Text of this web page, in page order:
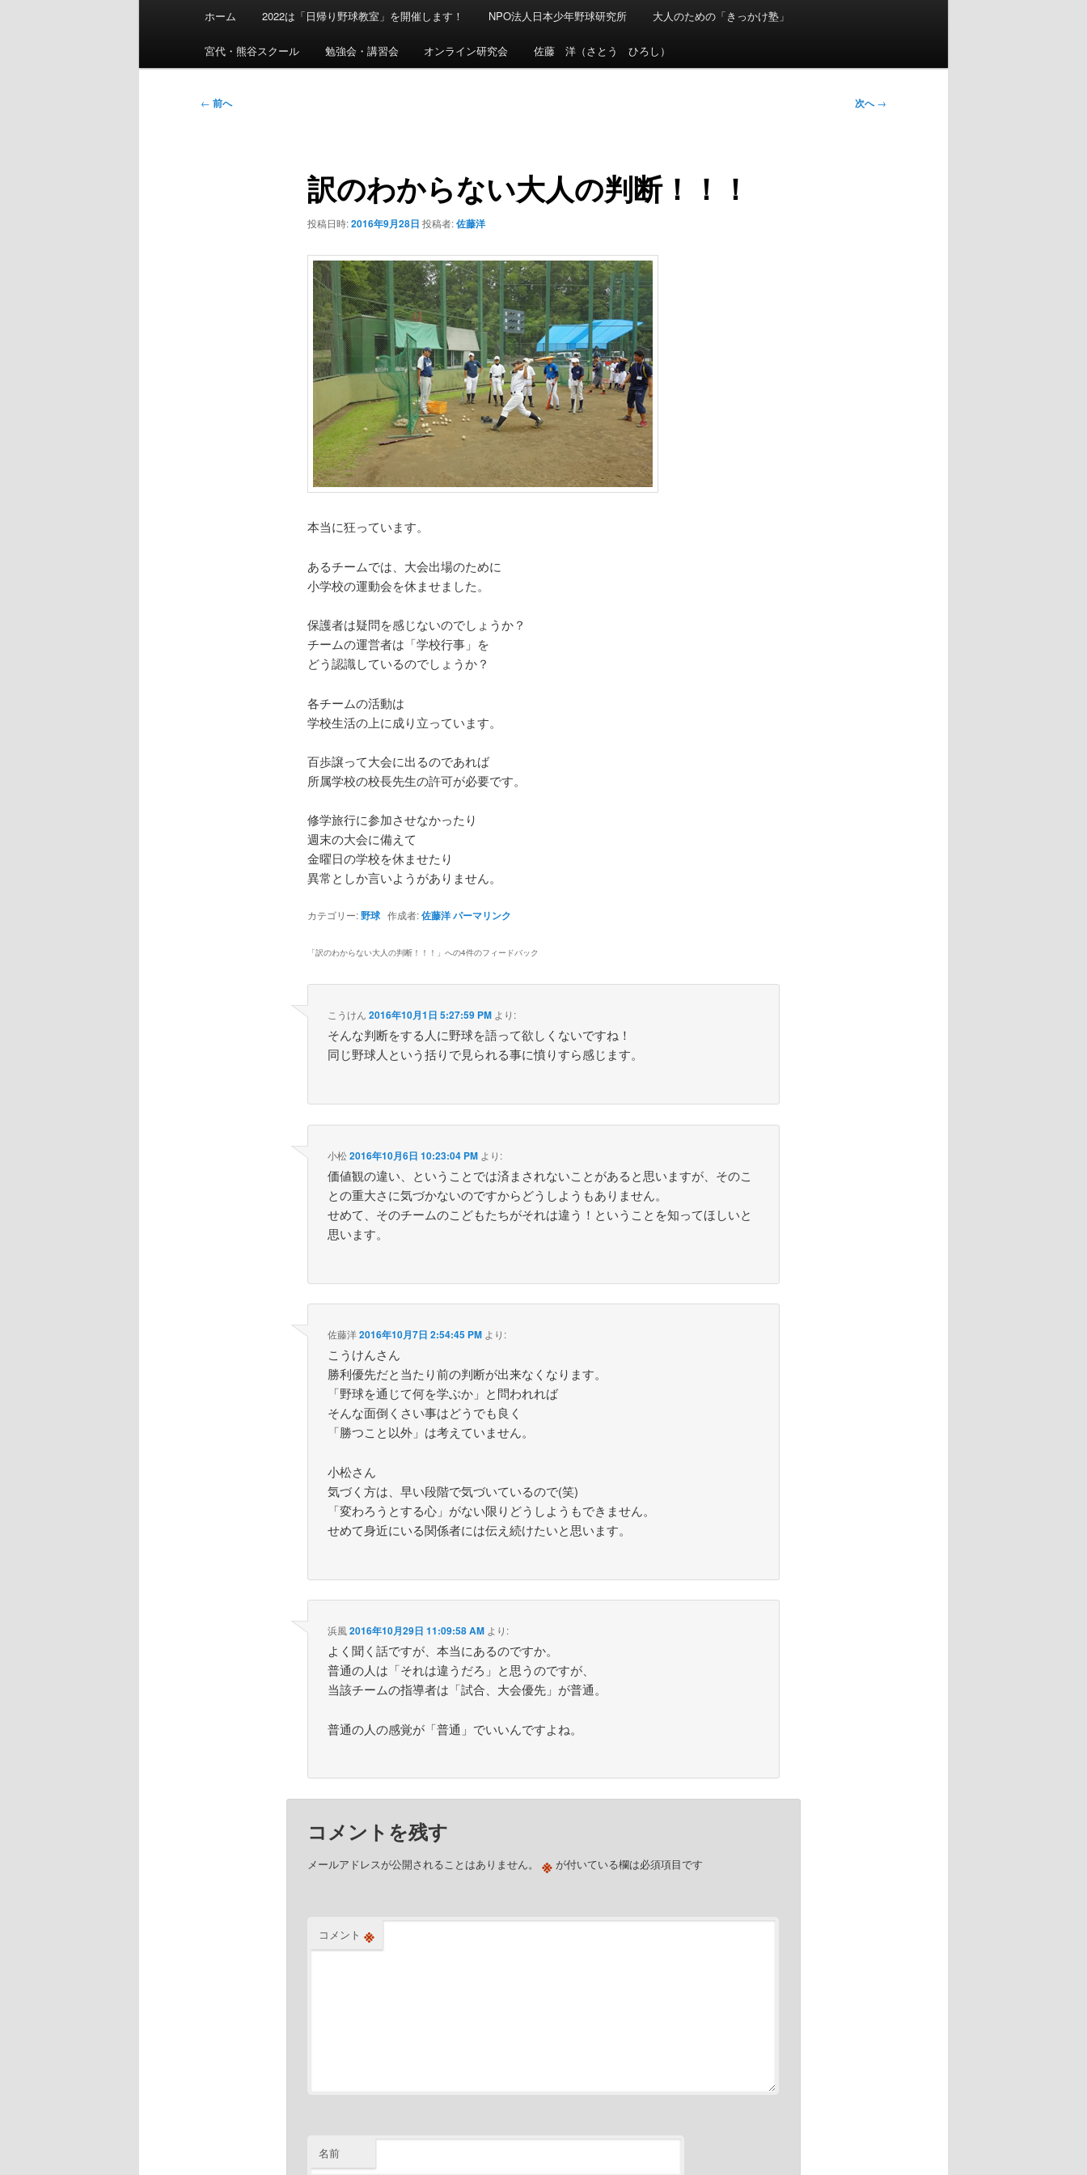
メ
ホーム 2022は「日帰り野球教室」を開催します！ NPO法人日本少年野球研究所 大人のための「きっかけ塾」
宮代・熊谷スクール 勉強会・講習会 オンライン研究会 佐藤 洋（さとう ひろし）
投
← 前へ 次へ→
訳のわからない大人の判断！！！
投稿日時:2016年9月28日 投稿者:佐藤洋
本当に狂っています。
あるチームでは、大会出場のために
小学校の運動会を休ませました。
保護者は疑問を感じないのでしょうか？
チームの運営者は「学校行事」を
どう認識しているのでしょうか？
各チームの活動は
学校生活の上に成り立っています。
百歩譲って大会に出るのであれば
所属学校の校長先生の許可が必要です。
修学旅行に参加させなかったり
週末の大会に備えて
金曜日の学校を休ませたり
異常としか言いようがありません。
カテゴリー:野球作成者:佐藤洋パーマリンク
「訳のわからない大人の判断！！！ 」への4件のフィードバック
こうけん 2016年10月1日 5:27:59 PM より:
そんな判断をする人に野球を語って欲しくないですね！
同じ野球人という括りで見られる事に憤りすら感じます。
小松 2016年10月6日 10:23:04 PM より:
価値観の違い、ということでは済まされないことがあると思いますが、そのこ
との重大さに気づかないのですからどうしようもありません。
せめて、そのチームのこどもたちがそれは違う！ということを知ってほしいと
思います。
佐藤洋2016年10月7日 2:54:45 PM より:
こうけんさん
勝利優先だと当たり前の判断が出来なくなります。
「野球を通じて何を学ぶか」と問われれば
そんな面倒くさい事はどうでも良く
「勝つこと以外」は考えていません。
小松さん
気づく方は、早い段階で気づいているので(笑)
「変わろうとする心」がない限りどうしようもできません。
せめて身近にいる関係者には伝え続けたいと思います。
浜風 2016年10月29日 11:09:58 AM より:
よく聞く話ですが、本当にあるのですか。
普通の人は「それは違うだろ」と思うのですが、
当該チームの指導者は「試合、大会優先」が普通。
普通の人の感覚が「普通」でいいんですよね。
コメントを残す
メールアドレスが公開されることはありません。 ※が付いている欄は必須項目です
コメント ※
名前